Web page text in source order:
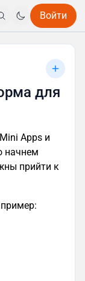
Войти
для
Apps и
начнем
прийти к